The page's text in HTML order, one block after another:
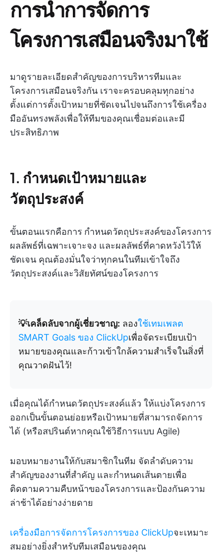
การนำการจัดการ
โครงการเสมือนจริงมาใช้
มาดูรายละเอียดสำคัญของการบริหารทีมและ
โครงการเสมือนจริงกัน เราจะครอบคลุมทุกอย่าง
ตั้งแต่การตั้งเป้าหมายที่ชัดเจนไปจนถึงการใช้เครื่อง
มืออันทรงพลังเพื่อให้ทีมของคุณเชื่อมต่อและมี
ประสิทธิภาพ
1. กำหนดเป้าหมายและ
วัตถุประสงค์
ขั้นตอนแรกคือการ กำหนดวัตถุประสงค์ของโครงการ
ผลลัพธ์ที่เฉพาะเจาะจง และผลลัพธ์ที่คาดหวังไว้ให้
ชัดเจน คุณต้องมั่นใจว่าทุกคนในทีมเข้าใจถึง
วัตถุประสงค์และวิสัยทัศน์ของโครงการ
💡เคล็ดลับจากผู้เชี่ยวชาญ: ลองใช้เทมเพลต
SMART Goals ของ ClickUpเพื่อจัดระเบียบเป้า
หมายของคุณและก้าวเข้าใกล้ความสำเร็จในสิ่งที่
คุณวาดฝันไว้!
เมื่อคุณได้กำหนดวัตถุประสงค์แล้ว ให้แบ่งโครงการ
ออกเป็นขั้นตอนย่อยหรือเป้าหมายที่สามารถจัดการ
ได้ (หรือสปรินต์หากคุณใช้วิธีการแบบ Agile)
มอบหมายงานให้กับสมาชิกในทีม จัดลำดับความ
สำคัญของงานที่สำคัญ และกำหนดเส้นตายเพื่อ
ติดตามความคืบหน้าของโครงการและป้องกันความ
ล่าช้าได้อย่างง่ายดาย
เครื่องมือการจัดการโครงการของ ClickUpจะเหมาะ
สมอย่างยิ่งสำหรับทีมเสมือนของคุณ